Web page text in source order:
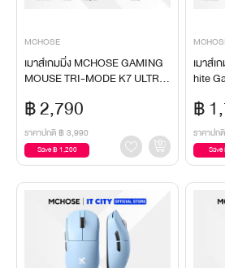
MCHOSE
เมาส์เกมมิ่ง MCHOSE GAMING
MOUSE TRI-MODE K7 ULTRA
฿ 2,790
ราคาปกติ ฿ 3,990
Save ฿ 1,200
เมาส์เ
hite
฿
ราคาปกติ